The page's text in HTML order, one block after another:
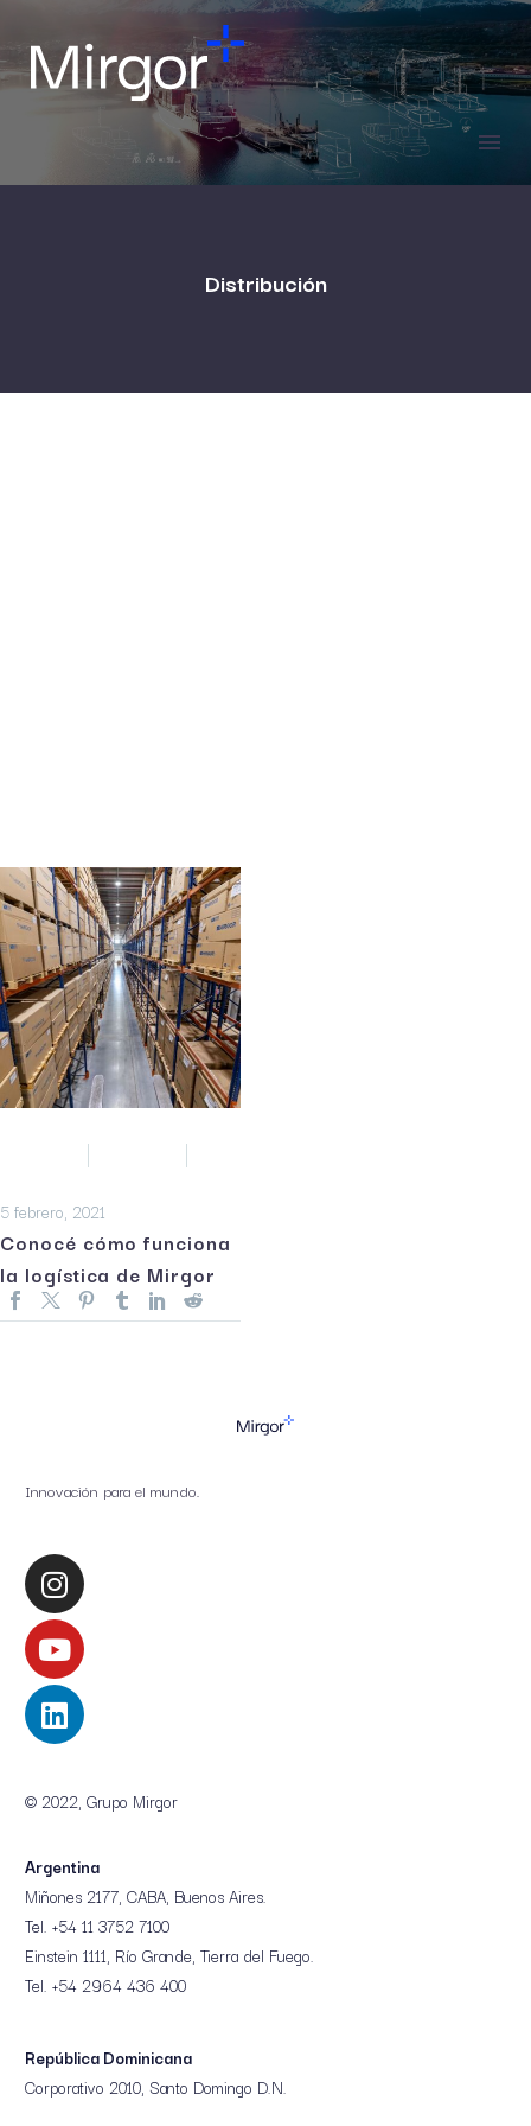
Distribución
5 febrero, 2021
Conocé cómo funciona
la logística de Mirgor
Innovación para el mundo.
© 2022, Grupo Mirgor
Argentina
Miñones 2177, CABA, Buenos Aires.
Tel. +54 11 3752 7100
Einstein 1111, Río Grande, Tierra del Fuego.
Tel. +54 2964 436 400
República Dominicana
Corporativo 2010, Santo Domingo D.N.